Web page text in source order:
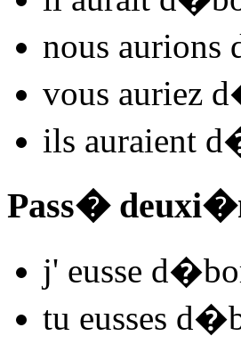
nous aurions
vous auriez
ils auraient
Pass�
j' eusse
tu eusses